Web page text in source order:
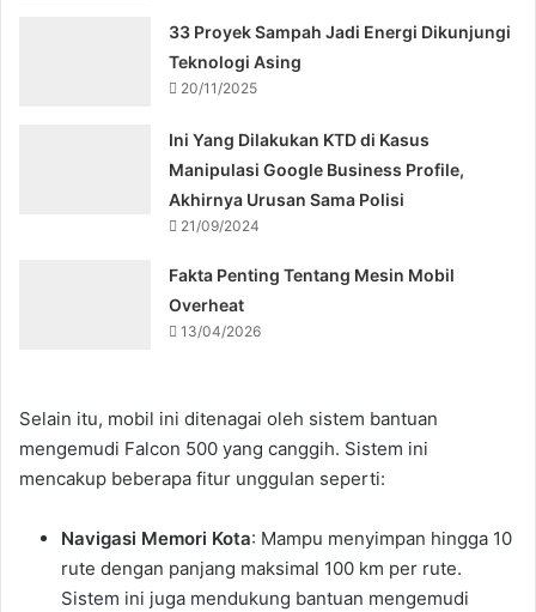
33 Proyek Sampah Jadi Energi Dikunjungi
Teknologi Asing
20/11/2025
Ini Yang Dilakukan KTD di Kasus
Manipulasi Google Business Profile,
Akhirnya Urusan Sama Polisi
21/09/2024
Fakta Penting Tentang Mesin Mobil
Overheat
13/04/2026
Selain itu, mobil ini ditenagai oleh sistem bantuan
mengemudi Falcon 500 yang canggih. Sistem ini
mencakup beberapa fitur unggulan seperti:
Navigasi Memori Kota: Mampu menyimpan hingga 10
rute dengan panjang maksimal 100 km per rute.
Sistem ini juga mendukung bantuan mengemudi